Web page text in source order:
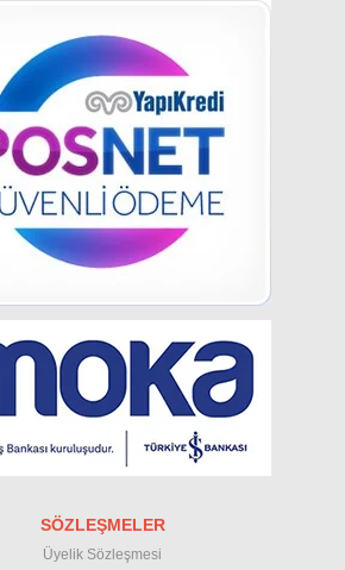
SÖZLEŞMELER
Üyelik Sözleşmesi